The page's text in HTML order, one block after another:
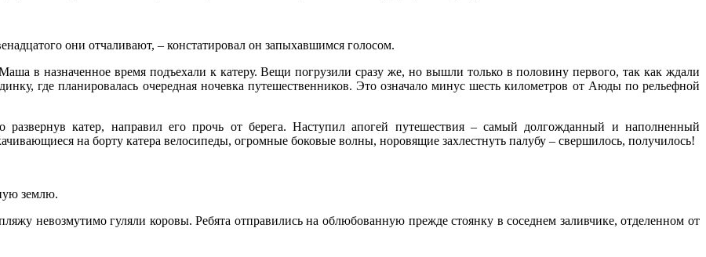
они отчаливают, – констатировал он запыхавшимся голосом.
в назначенное время подъехали к катеру. Вещи погрузили сразу же, но вышли только в половину первого, так как ждали
где планировалась очередная ночевка путешественников. Это означало минус шесть километров от Аюды по рельефной
развернув катер, направил его прочь от берега. Наступил апогей путешествия – самый долгожданный и наполненный
на борту катера велосипеды, огромные боковые волны, норовящие захлестнуть палубу – свершилось, получилось!
землю.
невозмутимо гуляли коровы. Ребята отправились на облюбованную прежде стоянку в соседнем заливчике, отделенном от